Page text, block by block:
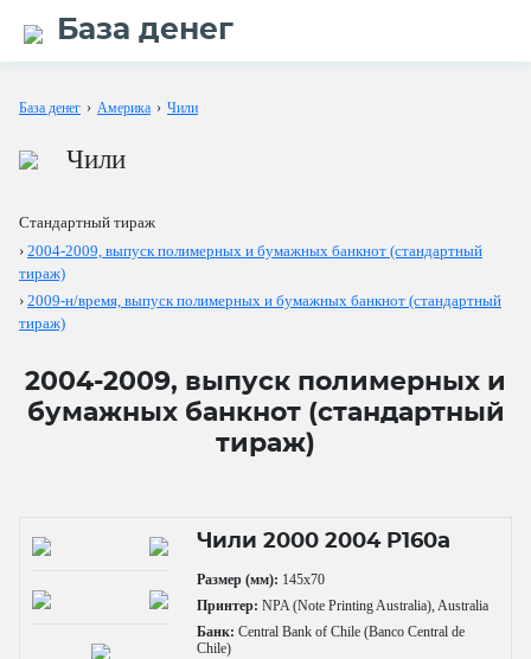
База денег
База денег › Америка › Чили
Чили
Стандартный тираж
› 2004-2009, выпуск полимерных и бумажных банкнот (стандартный
тираж)
› 2009-н/время, выпуск полимерных и бумажных банкнот (стандартный
тираж)
2004-2009, выпуск полимерных и
бумажных банкнот (стандартный
тираж)
Чили 2000 2004 P160a
Размер (мм): 145x70
Принтер: NPA (Note Printing Australia), Australia
Банк: Central Bank of Chile (Banco Central de
Chile)